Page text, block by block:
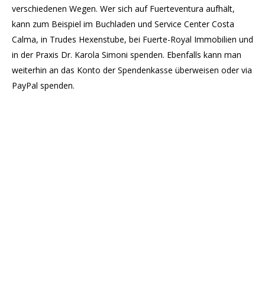
verschiedenen Wegen. Wer sich auf Fuerteventura aufhält,
kann zum Beispiel im Buchladen und Service Center Costa
Calma, in Trudes Hexenstube, bei Fuerte-Royal Immobilien und
in der Praxis Dr. Karola Simoni spenden. Ebenfalls kann man
weiterhin an das Konto der Spendenkasse überweisen oder via
PayPal spenden.